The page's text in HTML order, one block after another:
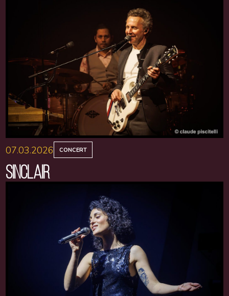
07.03.2026 CONCERT
SINCLAIR